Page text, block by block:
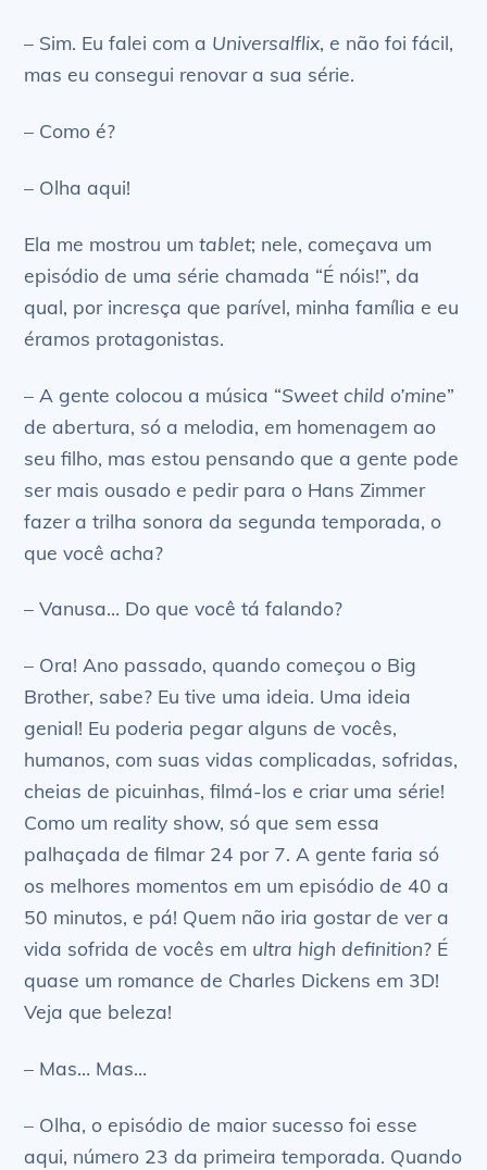
– Sim. Eu falei com a Universalflix, e não foi fácil,
mas eu consegui renovar a sua série.
– Como é?
– Olha aqui!
Ela me mostrou umtablet; nele, começava um
episódio de uma série chamada “É nóis!”, da
qual, por incresça que parível, minha família e eu
éramos protagonistas.
– A gente colocou a música “Sweet child o’mine”
de abertura, só a melodia, em homenagem ao
seu filho, mas estou pensando que a gente pode
ser mais ousado e pedir para o Hans Zimmer
fazer a trilha sonora da segunda temporada, o
que você acha?
– Vanusa… Do que você tá falando?
– Ora! Ano passado, quando começou o Big
Brother, sabe? Eu tive uma ideia. Uma ideia
genial! Eu poderia pegar alguns de vocês,
humanos, com suas vidas complicadas, sofridas,
cheias de picuinhas, filmá-los e criar uma série!
Como um reality show, só que sem essa
palhaçada de filmar 24 por 7. A gente faria só
os melhores momentos em um episódio de 40 a
50 minutos, e pá! Quem não iria gostar de ver a
vida sofrida de vocês em ultra high definition? É
quase um romance de Charles Dickens em 3D!
Veja que beleza!
– Mas… Mas…
– Olha, o episódio de maior sucesso foi esse
aqui, número 23 da primeira temporada. Quando